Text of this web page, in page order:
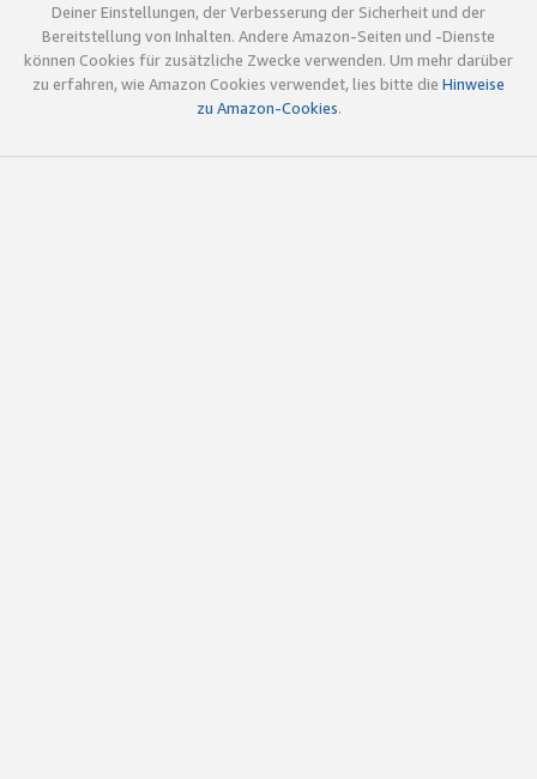
Deiner Einstellungen, der Verbesserung der Sicherheit und der
Bereitstellung von Inhalten. Andere Amazon-Seiten und -Dienste
können Cookies für zusätzliche Zwecke verwenden. Um mehr darüber
zu erfahren, wie Amazon Cookies verwendet, lies bitte die Hinweise
zu Amazon-Cookies.